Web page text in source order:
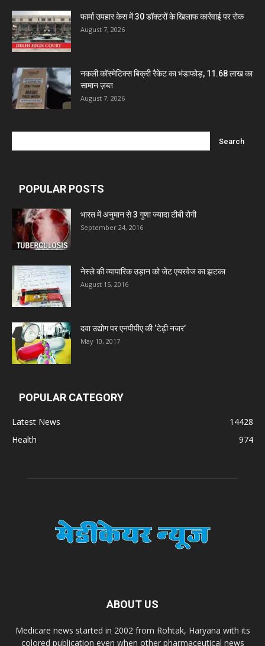
फार्मा उपहार केस में 30 डॉक्टरों के खिलाफ कार्रवाई पर रोक
August 7, 2026
नकली कॉस्मेटिक्स बिक्री रैकेट का भंडाफोड़, 11.68 लाख का
सामान ज़ब्त
August 7, 2026
POPULAR POSTS
भारत में अनुमान से 3 गुणा ज्यादा टीबी रोगी
September 24, 2016
नेस्ले की व्यापारिक उड़ान को जेट एयरवेज का झटका
August 15, 2016
दवा उद्योग पर एनपीपीए की ‘टेढ़ी नजर’
May 10, 2017
POPULAR CATEGORY
Latest News
14428
Health
974
ABOUT US
Medicare news started in 2002 from Rohtak, Haryana with its
colored publication even when other pharmaceutical news